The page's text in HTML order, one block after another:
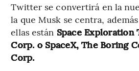
Twitter se convertirá en la
la que Musk se centra,
ellas están Space Exploration
Corp. o SpaceX, The Boring
Corp.